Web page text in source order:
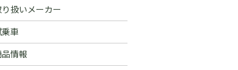
り扱いメーカー
乗車
品情報